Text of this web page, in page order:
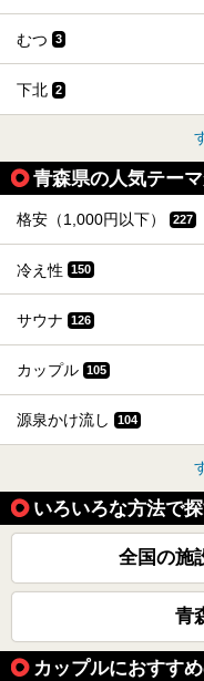
むつ 3
下北 2
青森県の人気テー
格安（1,000円以下） 227
冷え性 150
サウナ 126
カップル 105
源泉かけ流し 104
いろいろな方法で
全国の施
青
カップルにおすす